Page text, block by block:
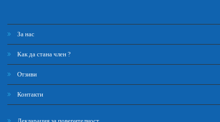
За нас
Как да стана член ?
Отзиви
Контакти